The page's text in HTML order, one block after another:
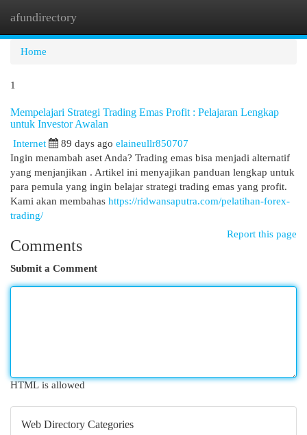
afundirectory
Home
1
Mempelajari Strategi Trading Emas Profit : Pelajaran Lengkap
untuk Investor Awalan
Internet 89 days ago elaineullr850707
Ingin menambah aset Anda? Trading emas bisa menjadi alternatif
yang menjanjikan . Artikel ini menyajikan panduan lengkap untuk
para pemula yang ingin belajar strategi trading emas yang profit.
Kami akan membahas https://ridwansaputra.com/pelatihan-forex-
trading/
Report this page
Comments
Submit a Comment
HTML is allowed
Web Directory Categories